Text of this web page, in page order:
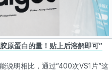
原蛋白的量！贴上后溶解即可”
说明相比，通过“400次VS1片”这